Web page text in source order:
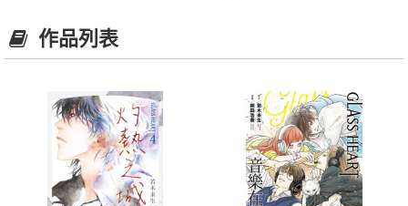
作品列表